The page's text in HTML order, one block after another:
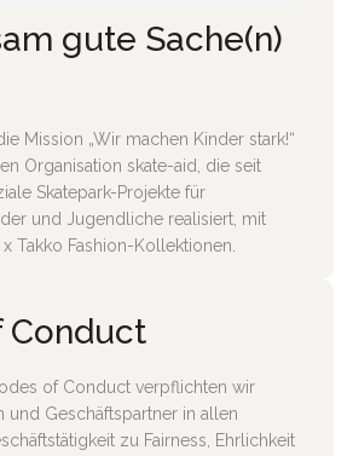
gute Sache(n)
Mission „Wir machen Kinder stark!“
Organisation skate-aid, die seit
Skatepark-Projekte für
und Jugendliche realisiert, mit
Takko Fashion-Kollektionen.
Conduct
of Conduct verpflichten wir
und Geschäftspartner in allen
zu Fairness, Ehrlichkeit